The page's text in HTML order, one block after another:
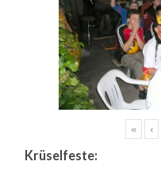
« ‹
Krüselfeste: